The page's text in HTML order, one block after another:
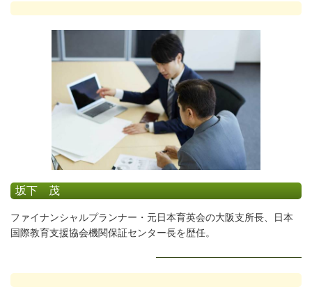
坂下 茂
ファイナンシャルプランナー・元日本育英会の大阪支所長、日本
国際教育支援協会機関保証センター長を歴任。